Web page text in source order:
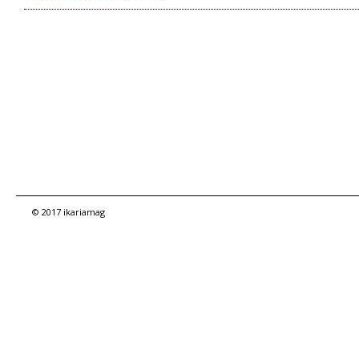
© 2017 ikariamag